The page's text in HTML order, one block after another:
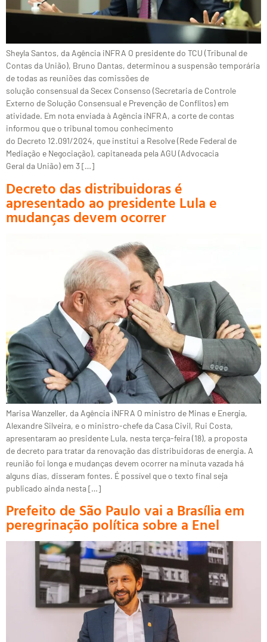
Sheyla Santos, da Agência iNFRA O presidente do TCU (Tribunal de
Contas da União), Bruno Dantas, determinou a suspensão temporária
de todas as reuniões das comissões de
solução consensual da Secex Consenso (Secretaria de Controle
Externo de Solução Consensual e Prevenção de Conflitos) em
atividade. Em nota enviada à Agência iNFRA, a corte de contas
informou que o tribunal tomou conhecimento
do Decreto 12.091/2024, que institui a Resolve (Rede Federal de
Mediação e Negociação), capitaneada pela AGU (Advocacia
Geral da União) em 3 […]
Decreto das distribuidoras é
apresentado ao presidente Lula e
mudanças devem ocorrer
Marisa Wanzeller, da Agência iNFRA O ministro de Minas e Energia,
Alexandre Silveira, e o ministro-chefe da Casa Civil, Rui Costa,
apresentaram ao presidente Lula, nesta terça-feira (18), a proposta
de decreto para tratar da renovação das distribuidoras de energia. A
reunião foi longa e mudanças devem ocorrer na minuta vazada há
alguns dias, disseram fontes. É possível que o texto final seja
publicado ainda nesta […]
Prefeito de São Paulo vai a Brasília em
peregrinação política sobre a Enel